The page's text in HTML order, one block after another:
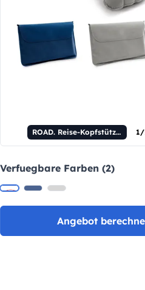
ROAD. Reise-Kopfstützenkissen 1/
Verfuegbare Farben (2)
Angebot